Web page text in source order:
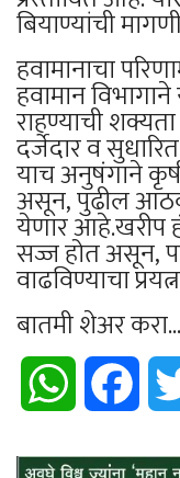
बियाण्यांची
हवामानाचा
हवामान
राहण्याची
दर्जेदार व
याच अनुषंगाने
असून, पुढील
येणार आहे.खरीप
सज्ज होत असून,
वाढविण्याचा
बातमी शेअर करा...
WhatsApp